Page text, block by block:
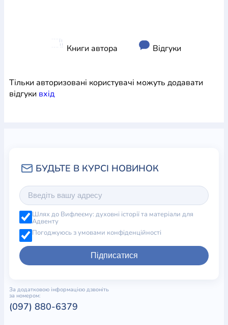
Книги автора Відгуки
Тільки авторизовані користувачі можуть додавати
відгуки вхiд
Шлях до Вифлеєму: духовні історії та матеріали для
Адвенту
Погоджуюсь з умовами конфіденційності
Підписатися
За додатковою інформацією дзвоніть
за номером:
(097) 880-6379